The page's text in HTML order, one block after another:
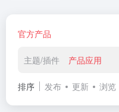
官方产品
主题/插件 产品应用
排序 发布 更新 浏览